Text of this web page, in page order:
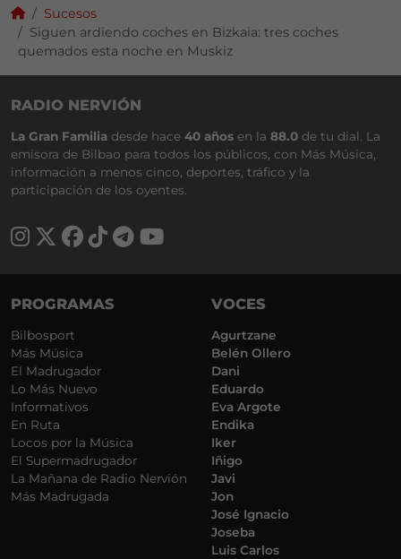
Sucesos
Siguen ardiendo coches en Bizkaia: tres coches
quemados esta noche en Muskiz
RADIO NERVIÓN
La Gran Familia desde hace 40 años en la 88.0 de tu dial. La
emisora de Bilbao para todos los públicos, con Más Música,
información a menos cinco, deportes, tráfico y la
participación de los oyentes.
PROGRAMAS
Bilbosport
Más Música
El Madrugador
Lo Más Nuevo
Informativos
En Ruta
Locos por la Música
El Supermadrugador
La Mañana de Radio Nervión
Más Madrugada
VOCES
Agurtzane
Belén Ollero
Dani
Eduardo
Eva Argote
Endika
Iker
Iñigo
Javi
Jon
José Ignacio
Joseba
Luis Carlos